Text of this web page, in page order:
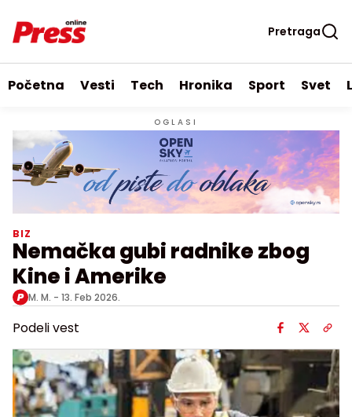
Pretraga
Početna Vesti Tech Hronika Sport Svet
OGLASI
BIZ
Nemačka gubi radnike zbog
Kine i Amerike
M. M. - 13. Feb 2026.
Podeli vest